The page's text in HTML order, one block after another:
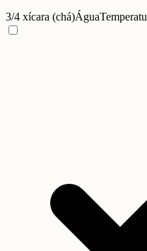
3/4 xícara (chá)Água